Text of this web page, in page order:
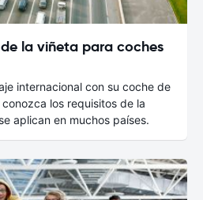
la viñeta para coches
internacional con su coche de
los requisitos de la
aplican en muchos países.